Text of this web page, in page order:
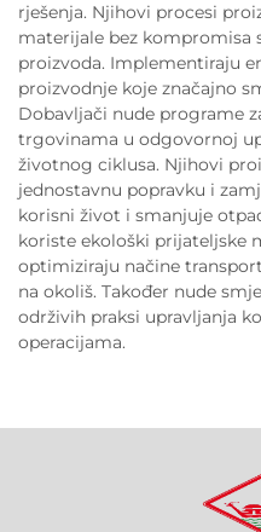
rješenja. Njihovi procesi
materijale bez
proizvoda. Implementiraju
proizvodnje koje značajno
Dobavljači nude programe
trgovinama u odgovornoj
životnog ciklusa. Njihovi
jednostavnu popravku i
korisni život i smanjuje
koriste ekološki prijateljske
optimiziraju načine
na okoliš. Također nude
održivih praksi upravljanja
operacijama.